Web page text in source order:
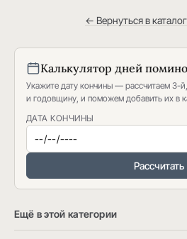
← Вернуться в
Калькулятор дней
Укажите дату кончины — рассчитаем 3-
и годовщину, и поможем добавить их в
ДАТА КОНЧИНЫ
Рассчитать
Ещё в этой категории